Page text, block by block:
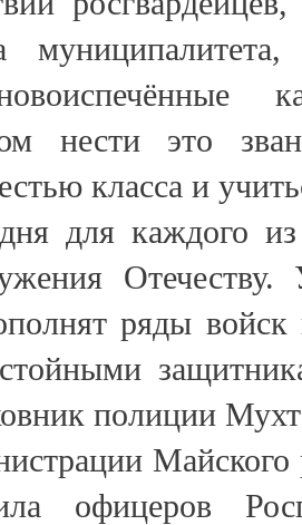
нести это
класса и
для каждого из
ряды войск
полиции
Майского
офицеров